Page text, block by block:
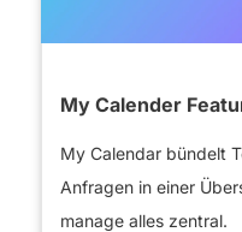
My Calender
My Calendar bündelt
Anfragen in einer
manage alles zentral.